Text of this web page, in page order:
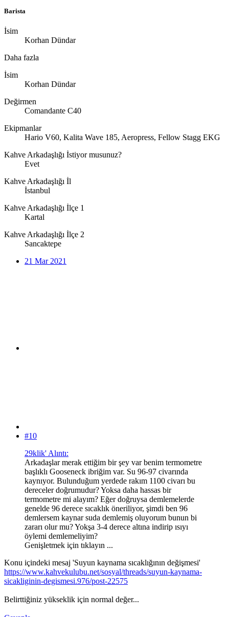
Barista
İsim
Korhan Dündar
Daha fazla
İsim
Korhan Dündar
Değirmen
Comandante C40
Ekipmanlar
Hario V60, Kalita Wave 185, Aeropress, Fellow Stagg EKG
Kahve Arkadaşlığı İstiyor musunuz?
Evet
Kahve Arkadaşlığı İl
İstanbul
Kahve Arkadaşlığı İlçe 1
Kartal
Kahve Arkadaşlığı İlçe 2
Sancaktepe
21 Mar 2021
#10
29klik' Alıntı:
Arkadaşlar merak ettiğim bir şey var benim termometre
başlıklı Gooseneck ibriğim var. Su 96-97 civarında
kaynıyor. Bulunduğum yerdede rakım 1100 civarı bu
dereceler doğrumudur? Yoksa daha hassas bir
termometre mi alayım? Eğer doğruysa demlemelerde
genelde 96 derece sıcaklık öneriliyor, şimdi ben 96
demlersem kaynar suda demlemiş oluyorum bunun bi
zararı olur mu? Yokşa 3-4 derece altına indirip ısıyı
öylemi demlemeliyim?
Genişletmek için tıklayın ...
Konu içindeki mesaj 'Suyun kaynama sıcaklığının değişmesi'
https://www.kahvekulubu.net/sosyal/threads/suyun-kaynama-
sicakliginin-degismesi.976/post-22575
Belirttiğiniz yükseklik için normal değer...